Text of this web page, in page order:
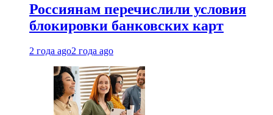
Россиянам перечислили условия
блокировки банковских карт
2 года ago2 года ago